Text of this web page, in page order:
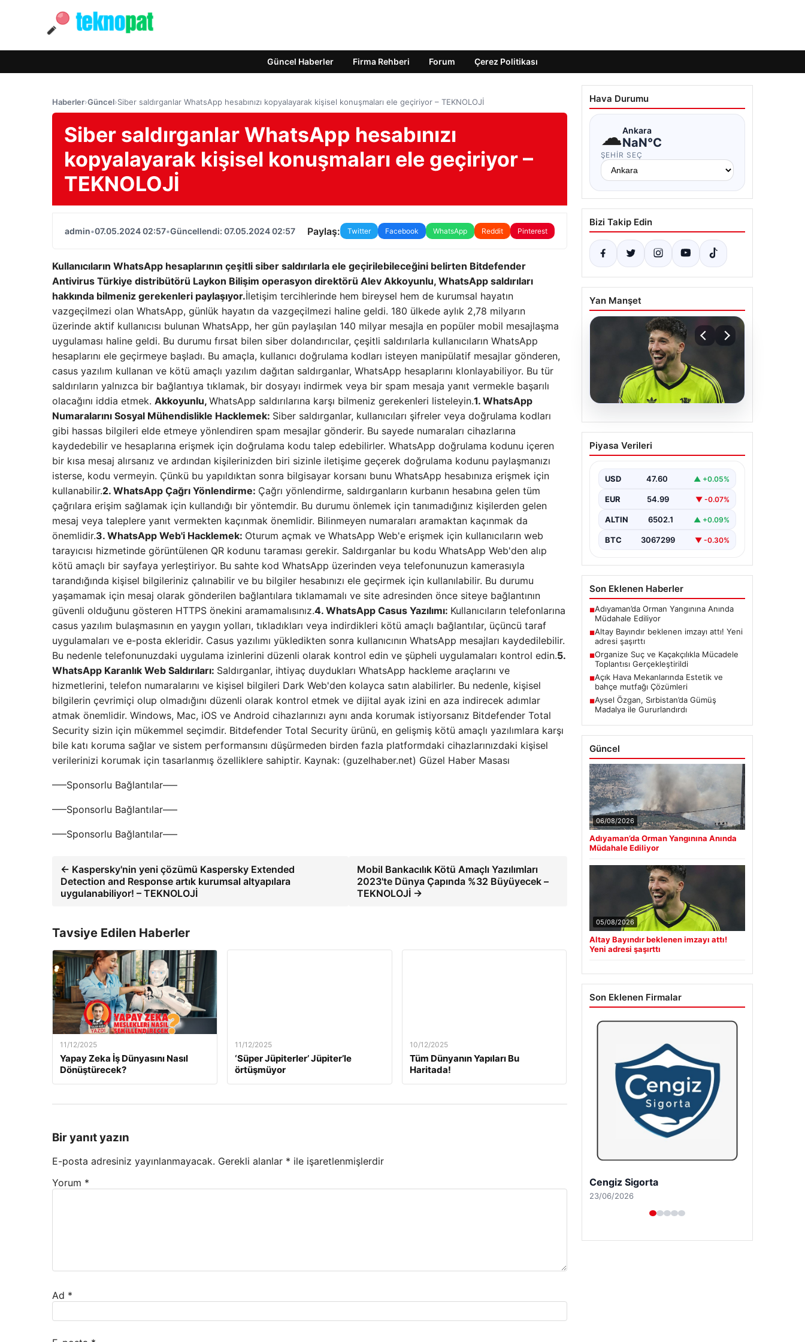
Güncel Haberler Firma Rehberi Forum Çerez Politikası
Haberler›Güncel›Siber saldırganlar WhatsApp hesabınızı kopyalayarak kişisel konuşmaları ele geçiriyor – TEKNOLOJİ
Siber saldırganlar WhatsApp hesabınızı
kopyalayarak kişisel konuşmaları ele geçiriyor –
TEKNOLOJİ
admin•07.05.2024 02:57•Güncellendi: 07.05.2024 02:57 Paylaş: Twitter Facebook WhatsApp Reddit Pinterest
Kullanıcıların WhatsApp hesaplarının çeşitli siber saldırılarla ele geçirilebileceğini belirten Bitdefender
Antivirus Türkiye distribütörü Laykon Bilişim operasyon direktörü Alev Akkoyunlu, WhatsApp saldırıları
hakkında bilmeniz gerekenleri paylaşıyor.İletişim tercihlerinde hem bireysel hem de kurumsal hayatın
vazgeçilmezi olan WhatsApp, günlük hayatın da vazgeçilmezi haline geldi. 180 ülkede aylık 2,78 milyarın
üzerinde aktif kullanıcısı bulunan WhatsApp, her gün paylaşılan 140 milyar mesajla en popüler mobil mesajlaşma
uygulaması haline geldi. Bu durumu fırsat bilen siber dolandırıcılar, çeşitli saldırılarla kullanıcıların WhatsApp
hesaplarını ele geçirmeye başladı. Bu amaçla, kullanıcı doğrulama kodları isteyen manipülatif mesajlar gönderen,
casus yazılım kullanan ve kötü amaçlı yazılım dağıtan saldırganlar, WhatsApp hesaplarını klonlayabiliyor. Bu tür
saldırıların yalnızca bir bağlantıya tıklamak, bir dosyayı indirmek veya bir spam mesaja yanıt vermekle başarılı
olacağını iddia etmek. Akkoyunlu, WhatsApp saldırılarına karşı bilmeniz gerekenleri listeleyin.1. WhatsApp
Numaralarını Sosyal Mühendislikle Hacklemek: Siber saldırganlar, kullanıcıları şifreler veya doğrulama kodları
gibi hassas bilgileri elde etmeye yönlendiren spam mesajlar gönderir. Bu sayede numaraları cihazlarına
kaydedebilir ve hesaplarına erişmek için doğrulama kodu talep edebilirler. WhatsApp doğrulama kodunu içeren
bir kısa mesaj alırsanız ve ardından kişilerinizden biri sizinle iletişime geçerek doğrulama kodunu paylaşmanızı
isterse, kodu vermeyin. Çünkü bu yapıldıktan sonra bilgisayar korsanı bunu WhatsApp hesabınıza erişmek için
kullanabilir.2. WhatsApp Çağrı Yönlendirme: Çağrı yönlendirme, saldırganların kurbanın hesabına gelen tüm
çağrılara erişim sağlamak için kullandığı bir yöntemdir. Bu durumu önlemek için tanımadığınız kişilerden gelen
mesaj veya taleplere yanıt vermekten kaçınmak önemlidir. Bilinmeyen numaraları aramaktan kaçınmak da
önemlidir.3. WhatsApp Web'i Hacklemek: Oturum açmak ve WhatsApp Web'e erişmek için kullanıcıların web
tarayıcısı hizmetinde görüntülenen QR kodunu taraması gerekir. Saldırganlar bu kodu WhatsApp Web'den alıp
kötü amaçlı bir sayfaya yerleştiriyor. Bu sahte kod WhatsApp üzerinden veya telefonunuzun kamerasıyla
tarandığında kişisel bilgileriniz çalınabilir ve bu bilgiler hesabınızı ele geçirmek için kullanılabilir. Bu durumu
yaşamamak için mesaj olarak gönderilen bağlantılara tıklamamalı ve site adresinden önce siteye bağlantının
güvenli olduğunu gösteren HTTPS önekini aramamalısınız.4. WhatsApp Casus Yazılımı: Kullanıcıların telefonlarına
casus yazılım bulaşmasının en yaygın yolları, tıkladıkları veya indirdikleri kötü amaçlı bağlantılar, üçüncü taraf
uygulamaları ve e-posta ekleridir. Casus yazılımı yükledikten sonra kullanıcının WhatsApp mesajları kaydedilebilir.
Bu nedenle telefonunuzdaki uygulama izinlerini düzenli olarak kontrol edin ve şüpheli uygulamaları kontrol edin.5.
WhatsApp Karanlık Web Saldırıları: Saldırganlar, ihtiyaç duydukları WhatsApp hackleme araçlarını ve
hizmetlerini, telefon numaralarını ve kişisel bilgileri Dark Web'den kolayca satın alabilirler. Bu nedenle, kişisel
bilgilerin çevrimiçi olup olmadığını düzenli olarak kontrol etmek ve dijital ayak izini en aza indirecek adımlar
atmak önemlidir. Windows, Mac, iOS ve Android cihazlarınızı aynı anda korumak istiyorsanız Bitdefender Total
Security sizin için mükemmel seçimdir. Bitdefender Total Security ürünü, en gelişmiş kötü amaçlı yazılımlara karşı
bile katı koruma sağlar ve sistem performansını düşürmeden birden fazla platformdaki cihazlarınızdaki kişisel
verilerinizi korumak için tasarlanmış özelliklere sahiptir. Kaynak: (guzelhaber.net) Güzel Haber Masası
—–Sponsorlu Bağlantılar—–
—–Sponsorlu Bağlantılar—–
—–Sponsorlu Bağlantılar—–
← Kaspersky'nin yeni çözümü Kaspersky Extended
Detection and Response artık kurumsal altyapılara
uygulanabiliyor! – TEKNOLOJİ
Mobil Bankacılık Kötü Amaçlı Yazılımları
2023'te Dünya Çapında %32 Büyüyecek –
TEKNOLOJİ →
Tavsiye Edilen Haberler
11/12/2025
Yapay Zeka İş Dünyasını Nasıl
Dönüştürecek?
11/12/2025
‘Süper Jüpiterler’ Jüpiter’le
örtüşmüyor
10/12/2025
Tüm Dünyanın Yapıları Bu
Haritada!
Bir yanıt yazın
E-posta adresiniz yayınlanmayacak. Gerekli alanlar * ile işaretlenmişlerdir
Yorum *
Ad *
Hava Durumu
☁Ankara
NaN°C
ŞEHIR SEÇ
Bizi Takip Edin
Yan Manşet
05.08.2026
Altay Bayındır beklenen
imzayı attı! Yeni adresi
Piyasa Verileri
USD 47.60 ▲ +0.05%
EUR 54.99 ▼ -0.07%
ALTIN 6502.1 ▲ +0.09%
BTC 3067299 ▼ -0.30%
Son Eklenen Haberler
■Adıyaman’da Orman Yangınına Anında
Müdahale Ediliyor
■Altay Bayındır beklenen imzayı attı! Yeni
adresi şaşırttı
■Organize Suç ve Kaçakçılıkla Mücadele
Toplantısı Gerçekleştirildi
■Açık Hava Mekanlarında Estetik ve
bahçe mutfağı Çözümleri
■Aysel Özgan, Sırbistan’da Gümüş
Madalya ile Gururlandırdı
Güncel
06/08/2026
Adıyaman’da Orman Yangınına Anında
Müdahale Ediliyor
05/08/2026
Altay Bayındır beklenen imzayı attı!
Yeni adresi şaşırttı
Son Eklenen Firmalar
Hastaş Beton
26/05/2026